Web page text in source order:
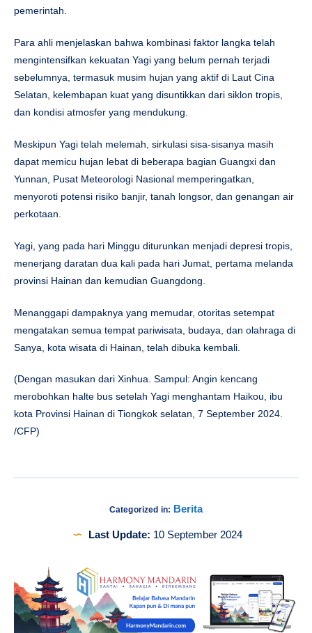
pemerintah.
Para ahli menjelaskan bahwa kombinasi faktor langka telah
mengintensifkan kekuatan Yagi yang belum pernah terjadi
sebelumnya, termasuk musim hujan yang aktif di Laut Cina
Selatan, kelembapan kuat yang disuntikkan dari siklon tropis,
dan kondisi atmosfer yang mendukung.
Meskipun Yagi telah melemah, sirkulasi sisa-sisanya masih
dapat memicu hujan lebat di beberapa bagian Guangxi dan
Yunnan, Pusat Meteorologi Nasional memperingatkan,
menyoroti potensi risiko banjir, tanah longsor, dan genangan air
perkotaan.
Yagi, yang pada hari Minggu diturunkan menjadi depresi tropis,
menerjang daratan dua kali pada hari Jumat, pertama melanda
provinsi Hainan dan kemudian Guangdong.
Menanggapi dampaknya yang memudar, otoritas setempat
mengatakan semua tempat pariwisata, budaya, dan olahraga di
Sanya, kota wisata di Hainan, telah dibuka kembali.
(Dengan masukan dari Xinhua. Sampul: Angin kencang
merobohkan halte bus setelah Yagi menghantam Haikou, ibu
kota Provinsi Hainan di Tiongkok selatan, 7 September 2024.
/CFP)
Categorized in: Berita
Last Update: 10 September 2024